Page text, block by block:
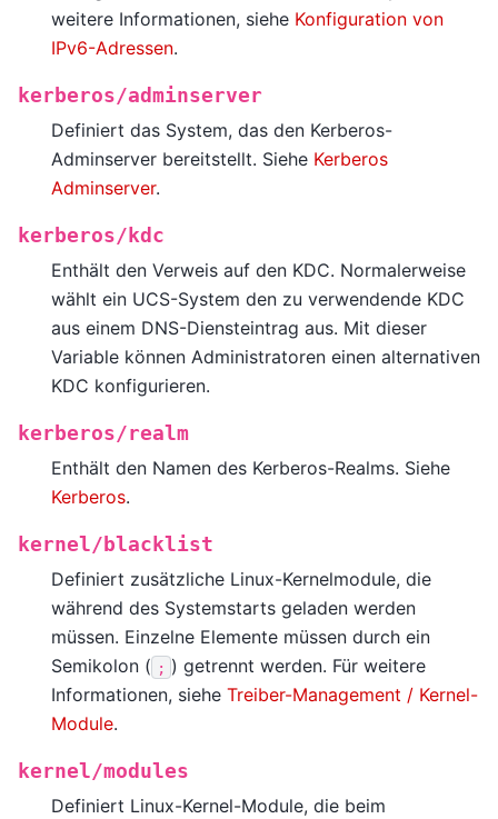
weitere Informationen, siehe Konfiguration von
IPv6-Adressen.
kerberos/adminserver
Definiert das System, das den Kerberos-
Adminserver bereitstellt. Siehe Kerberos
Adminserver.
kerberos/kdc
Enthält den Verweis auf den KDC. Normalerweise
wählt ein UCS-System den zu verwendende KDC
aus einem DNS-Diensteintrag aus. Mit dieser
Variable können Administratoren einen alternativen
KDC konfigurieren.
kerberos/realm
Enthält den Namen des Kerberos-Realms. Siehe
Kerberos.
kernel/blacklist
Definiert zusätzliche Linux-Kernelmodule, die
während des Systemstarts geladen werden
müssen. Einzelne Elemente müssen durch ein
Semikolon ( ; ) getrennt werden. Für weitere
Informationen, siehe Treiber-Management / Kernel-
Module.
kernel/modules
Definiert Linux-Kernel-Module, die beim